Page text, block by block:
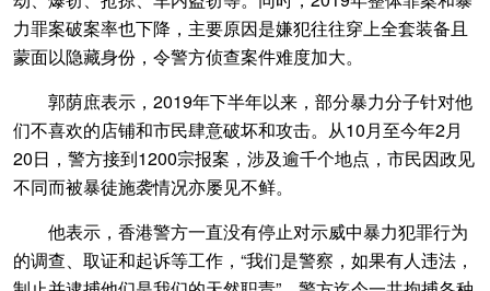
力罪案破案率也下降，主要原因是嫌犯往往穿上全套装备且
蒙面以隐藏身份，令警方侦查案件难度加大。
郭荫庶表示，2019年下半年以来，部分暴力分子针对他
们不喜欢的店铺和市民肆意破坏和攻击。从10月至今年2月
20日，警方接到1200宗报案，涉及逾千个地点，市民因政见
不同而被暴徒施袭情况亦屡见不鲜。
他表示，香港警方一直没有停止对示威中暴力犯罪行为
的调查、取证和起诉等工作，“我们是警察，如果有人违法，